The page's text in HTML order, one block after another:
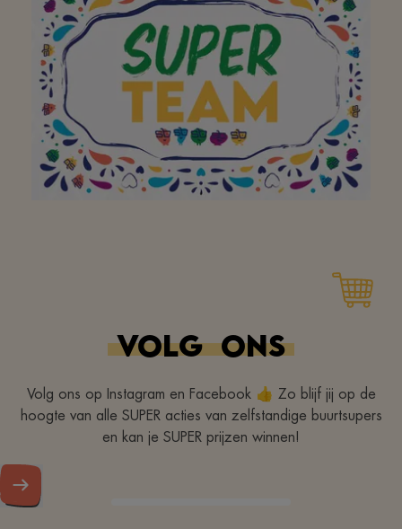
Bedankt voor de
vriendelijkheid aan al de
klanten
maken. Bedankt! Doe zo
VOLG ONS
Volg ons op Instagram en Facebook 👍 Zo blijf jij op de
hoogte van alle SUPER acties van zelfstandige buurtsupers
en kan je SUPER prijzen winnen!